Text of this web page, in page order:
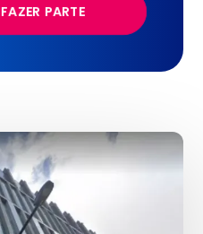
PARTE